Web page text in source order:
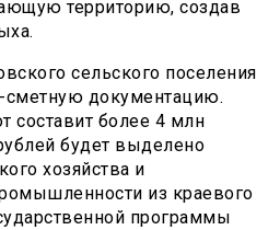
территорию, создав
сельского поселения
сметную документацию.
составит более 4 млн
будет выделено
хозяйства и
из краевого
программы